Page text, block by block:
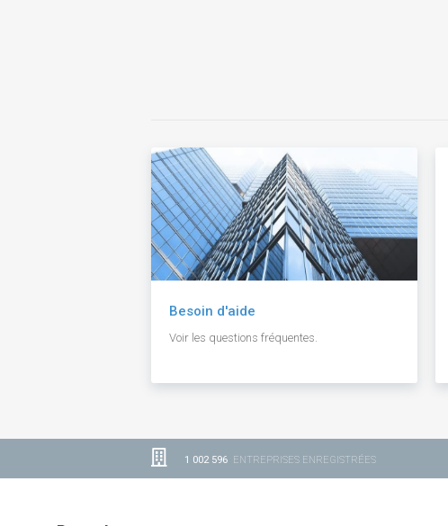
Besoin d'aide
Voir les questions fréquentes.
1 002 596 ENTREPRISES ENREGISTRÉES